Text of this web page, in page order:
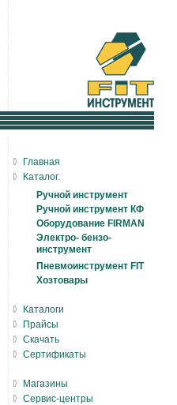
Главная
Каталог.
Ручной инструмент
Ручной инструмент КФ
Оборудование FIRMAN
Электро- бензо-
инструмент
Пневмоинструмент FIT
Хозтовары
Каталоги
Прайсы
Скачать
Сертификаты
Магазины
Сервис-центры